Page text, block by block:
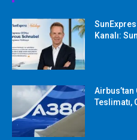
Kanalı:
Airbus’tan
Teslimatı,